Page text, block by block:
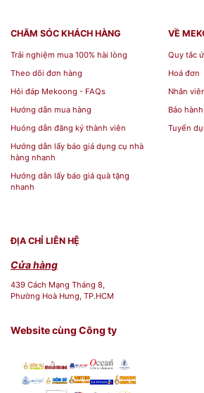
id="attachment_139949"
Bộ Quà Tặng Sổ Tay Cao Cấp[/
CHĂM SÓC KHÁCH HÀNG
Trải nghiệm mua 100% hài lòng
Theo dõi đơn hàng
Hỏi đáp Mekoong - FAQs
Hướng dẫn mua hàng
Huóng dẫn đăng ký thành viên
Hướng dẫn lấy báo giá dụng cụ nhà
hàng nhanh
Hướng dẫn lấy báo giá quà tặng
nhanh
VỀ
Quy tắc
Hoá đơn
Nhân
Bảo hành
Tuyển
ĐỊA CHỈ LIÊN HỆ
Cửa hàng
439 Cách Mạng Tháng 8,
Phường Hoà Hưng, TP.HCM
Website cùng Công ty